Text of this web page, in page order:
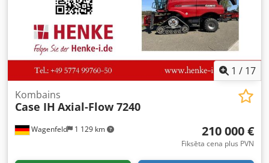
1 / 17
Wagenfeld 1 129 km
Kombains
Case IH Axial-Flow 7240
210 000 €
Fiksēta cena plus PVN